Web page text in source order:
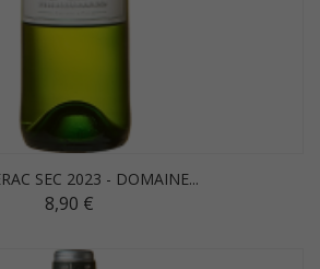
SEC 2023 - DOMAINE...
8,90 €